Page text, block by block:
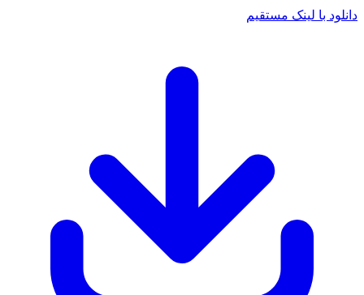
با لینک مستقیم